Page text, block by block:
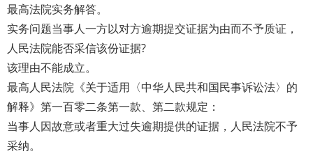
最高法院实务解答。
实务问题当事人一方以对方逾期提交证据为由而不予质证，
人民法院能否采信该份证据?
该理由不能成立。
最高人民法院《关于适用〈中华人民共和国民事诉讼法〉的
解释》第一百零二条第一款、第二款规定：
当事人因故意或者重大过失逾期提供的证据，人民法院不予
采纳。